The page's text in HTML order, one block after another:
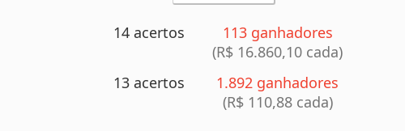
14 acertos
113 ganhadores
(R$ 16.860,10 cada)
13 acertos
1.892 ganhadores
(R$ 110,88 cada)